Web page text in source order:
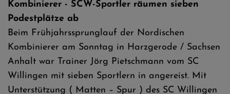
Kombinierer - SCW-Sportler räumen sieben
Podestplätze ab
Beim Frühjahrssprunglauf der Nordischen
Kombinierer am Sonntag in Harzgerode / Sachsen
Anhalt war Trainer Jörg Pietschmann vom SC
Willingen mit sieben Sportlern in angereist. Mit
Unterstützung ( Matten – Spur ) des SC Willingen